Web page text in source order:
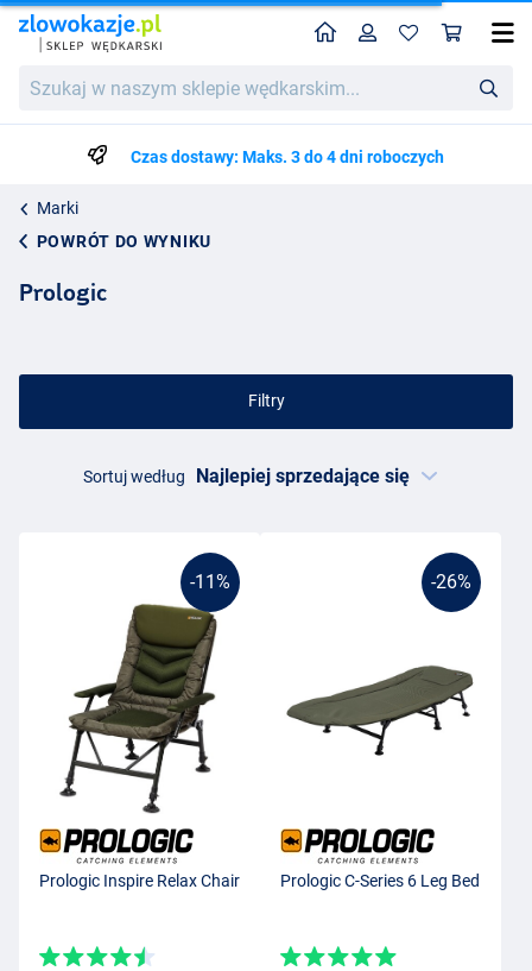
w
wędkarskim...
HomeProfil
Czas dostawy: Maks. 3 do 4 dni roboczych
Marki
POWRÓT DO WYNIKU
Prologic
Filtry
Sortuj według
-11%
Prologic Inspire Relax Chair
-26%
Prologic C-Series 6 Leg Bed